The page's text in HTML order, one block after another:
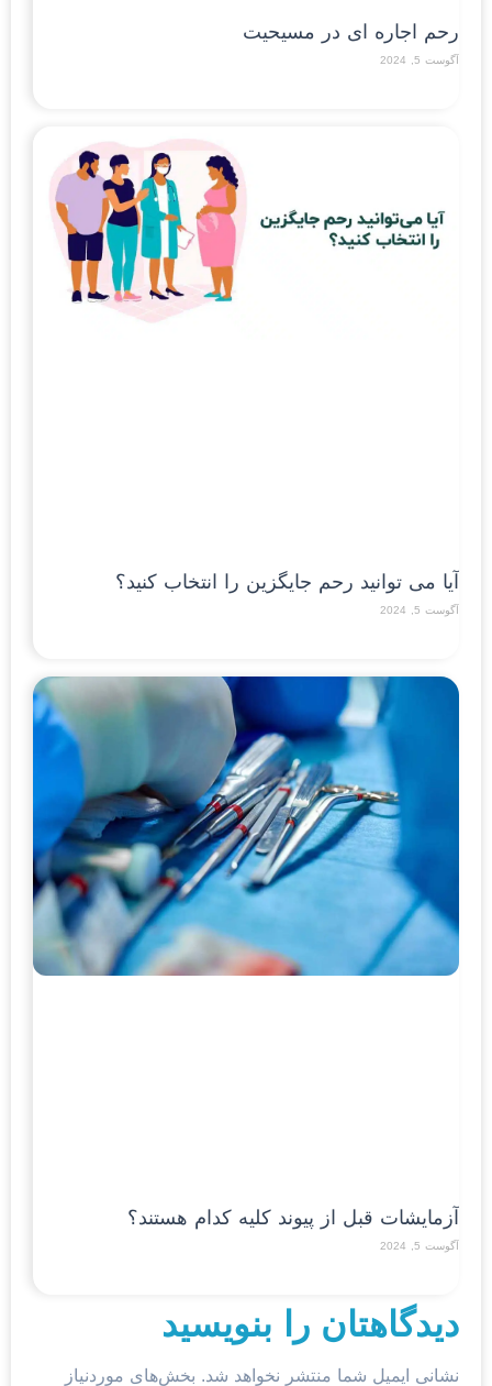
رحم اجاره ای در مسیحیت
آگوست 5, 2024
آیا می توانید رحم جایگزین را انتخاب کنید؟
آگوست 5, 2024
آزمایشات قبل از پیوند کلیه کدام هستند؟
آگوست 5, 2024
دیدگاهتان را بنویسید
نشانی ایمیل شما منتشر نخواهد شد. بخش‌های موردنیاز